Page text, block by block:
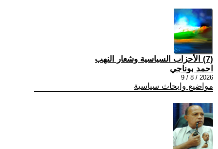
(7) الأحزاب السياسية وشعار النهب
احمد بوناجي
2026 / 8 / 9
مواضيع وابحاث سياسية